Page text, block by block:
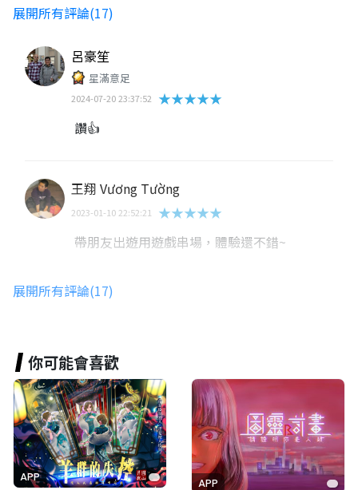
展開所有評論(17)
呂豪笙
星滿意足
2024-07-20 23:37:52
★★★★★
讚👍
王翔 Vương Tường
2023-01-10 22:52:21
★★★★★
帶朋友出遊用遊戲串場，體驗還不錯~
張歐典
非常的簡單，歡迎各位大大來遊玩，更加了
解北投的人文(⁠•⁠‿⁠•⁠)(⁠・⁠∀⁠・⁠)◉⁠‿⁠◉｡⁠◕⁠‿⁠◕⁠｡
(⁠.⁠ ⁠❛⁠ ⁠ᴗ⁠ ⁠❛⁠.⁠)(⁠θ⁠‿⁠θ⁠)ʘ⁠‿⁠ʘ(⁠✷⁠‿⁠✷⁠)(⁠◔⁠‿⁠◔⁠)(⁠◕⁠ᴗ⁠◕⁠✿⁠)
(⁠ʘ⁠ᴗ⁠ʘ⁠✿⁠)(⁠人⁠ ⁠•͈⁠ᴗ⁠•͈⁠)(⁠◍⁠•⁠ᴗ⁠•⁠◍⁠)(⁠ ⁠╹⁠▽⁠╹⁠ ⁠)
(⁠≧⁠▽⁠≦⁠)(⁠☆⁠▽⁠☆⁠)(⁠✯⁠ᴗ⁠✯⁠)ಡ⁠ ͜⁠ ⁠ʖ⁠ ⁠ಡ(⁠ㆁ⁠ω⁠ㆁ⁠)
<⁠(⁠￣⁠︶⁠￣⁠)⁠>(⁠*⁠´⁠ω⁠｀⁠*⁠)(⁠ ⁠ꈍ⁠ᴗ⁠ꈍ⁠)(⁠✿⁠^⁠‿⁠^⁠)(⁠◠⁠‿⁠◕⁠)
(⁠◡⁠ ⁠ω⁠ ⁠◡⁠)(⁠ ⁠´⁠◡⁠‿⁠ゝ
展開所有評論(17)
你可能會喜歡
APP
APP